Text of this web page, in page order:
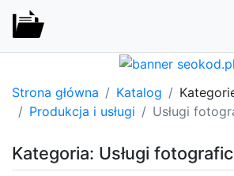
Strona główna Katalog
Produkcja i usługi
Usługi
Kategoria: Usługi